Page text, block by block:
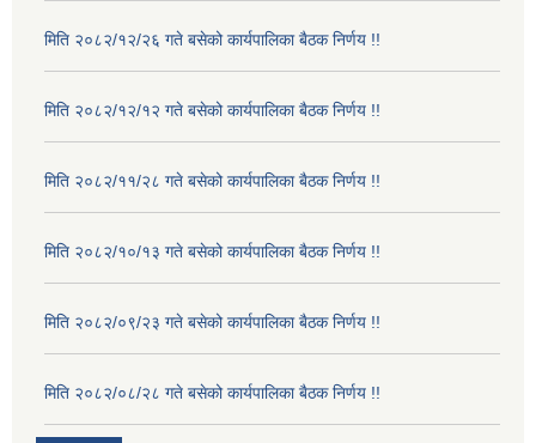
मिति २०८२/१२/२६ गते बसेको कार्यपालिका बैठक निर्णय !!
मिति २०८२/१२/१२ गते बसेको कार्यपालिका बैठक निर्णय !!
मिति २०८२/११/२८ गते बसेको कार्यपालिका बैठक निर्णय !!
मिति २०८२/१०/१३ गते बसेको कार्यपालिका बैठक निर्णय !!
मिति २०८२/०९/२३ गते बसेको कार्यपालिका बैठक निर्णय !!
मिति २०८२/०८/२८ गते बसेको कार्यपालिका बैठक निर्णय !!